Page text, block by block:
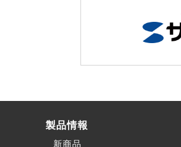
製品情報
新商品